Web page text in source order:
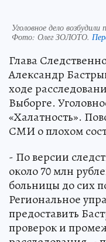
Уголовное дело
Фото: Олег ЗОЛОТО.
Глава
Александр
ходе
Выборге.
«Халатность».
СМИ о плохом
- По версии
около 70 млн
больницы до сих
Региональное
предоставить
проверок и